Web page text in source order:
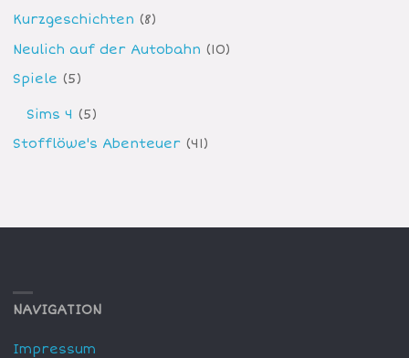
Kurzgeschichten (8)
Neulich auf der Autobahn (10)
Spiele (5)
Sims 4 (5)
Stofflöwe's Abenteuer (41)
NAVIGATION
Impressum